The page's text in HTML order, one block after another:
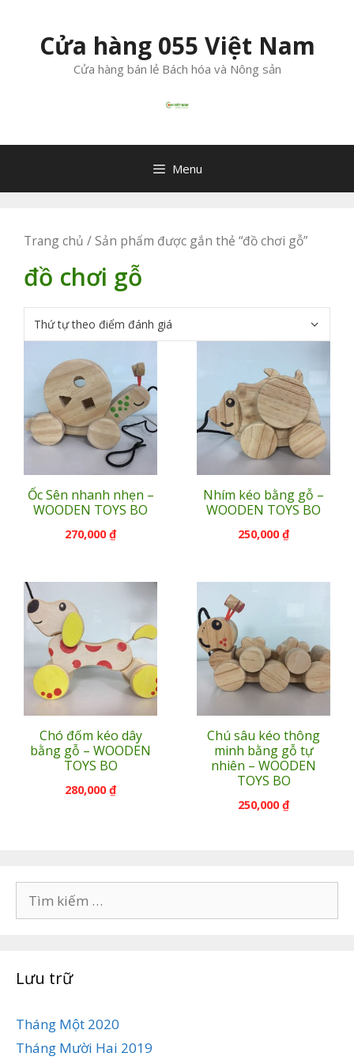
Cửa hàng 055 Việt Nam
Cửa hàng bán lẻ Bách hóa và Nông sản
Menu
Trang chủ / Sản phẩm được gắn thẻ “đồ chơi gỗ”
đồ chơi gỗ
Ốc Sên nhanh nhẹn –
WOODEN TOYS BO
270,000₫
Nhím kéo bằng gỗ –
WOODEN TOYS BO
250,000₫
Chó đốm kéo dây
bằng gỗ – WOODEN
TOYS BO
280,000₫
Chú sâu kéo thông
minh bằng gỗ tự
nhiên – WOODEN
TOYS BO
250,000₫
kiếm
Lưu trữ
Tháng Một 2020
Tháng Mười Hai 2019